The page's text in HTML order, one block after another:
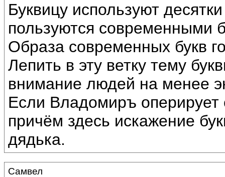
Буквицу используют
пользуются современными
Образа современных букв
Лепить в эту ветку тему
внимание людей на менее
Если Владомиръ
причём здесь искажение
дядька.
Самвел